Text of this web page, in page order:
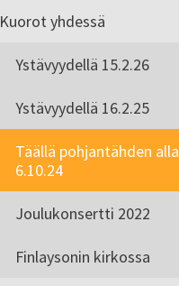
Kuorot yhdessä
Ystävyydellä 15.2.26
Ystävyydellä 16.2.25
Täällä pohjantähden alla
6.10.24
Joulukonsertti 2022
Finlaysonin kirkossa